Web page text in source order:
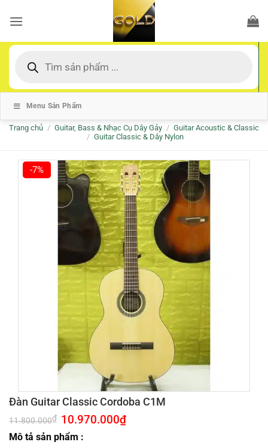
qua
dung
kiếm
Menu Sản Phẩm
Trang chủ / Guitar, Bass & Nhạc Cụ Dây Gảy / Guitar Acoustic & Classic
/ Guitar Classic & Dây Nylon
-7%
Đàn Guitar Classic Cordoba C1M
11.800.000₫ Giá
gốc
là:
11.800.000₫.
10.970.000₫Giá
Mô tả sản phẩm :